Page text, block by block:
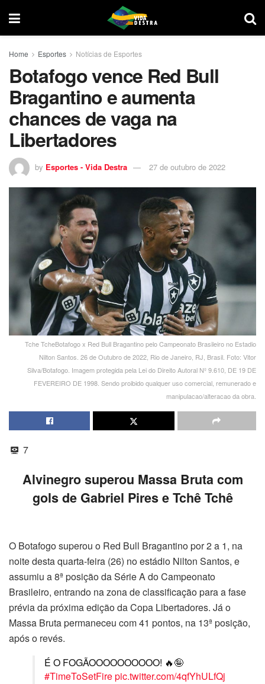
Home Esportes Notícias de Esportes
Botafogo vence Red Bull
Bragantino e aumenta
chances de vaga na
Libertadores
by Esportes - Vida Destra 27 de outubro de 2022
Tche TcheBotafogo x Red Bull Bragantino pelo Campeonato Brasileiro no Estadio
Nilton Santos. 26 de Outubro de 2022, Rio de Janeiro, RJ, Brasil. Foto: Vitor
Silva/Botafogo. Imagem protegida pela Lei do Direito Autoral Nº 9.610, DE 19 DE
FEVEREIRO DE 1998. Sendo proibido qualquer uso comercial, remunerado e
manipulacao/alteracao da obra.
7
Alvinegro superou Massa Bruta com
gols de Gabriel Pires e Tchê Tchê
O Botafogo superou o Red Bull Bragantino por 2 a 1, na
noite desta quarta-feira (26) no estádio Nilton Santos, e
assumiu a 8ª posição da Série A do Campeonato
Brasileiro, entrando na zona de classificação para a fase
prévia da próxima edição da Copa Libertadores. Já o
Massa Bruta permaneceu com 41 pontos, na 13ª posição,
após o revés.
É O FOGÃOOOOOOOOOO! 🔥🤪
#TimeToSetFirepic.twitter.com/4qfYhULfQj